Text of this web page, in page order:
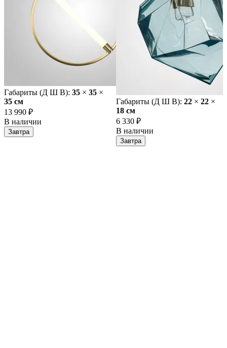
Габариты (Д Ш В): 35 × 35 ×
35 cм
13 990 ₽
В наличии
Завтра
Габариты (Д Ш В): 22 × 22 ×
18 cм
6 330 ₽
В наличии
Завтра